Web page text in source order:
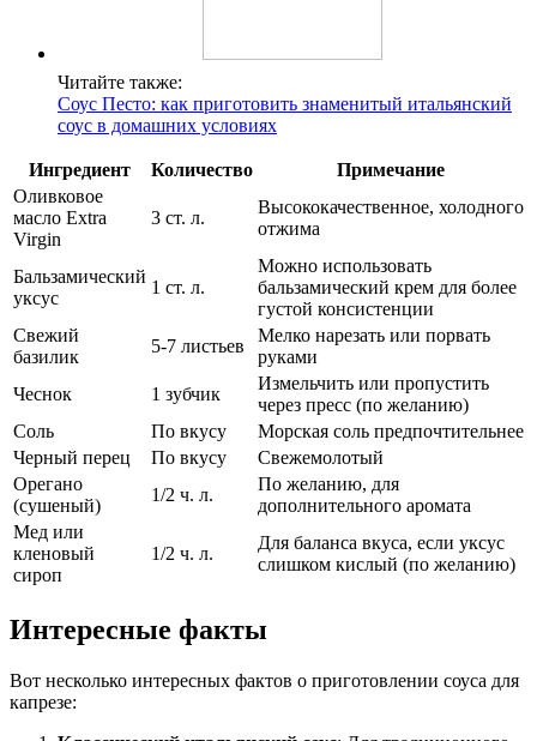
Читайте также:
Соус Песто: как приготовить знаменитый итальянский
соус в домашних условиях
Ингредиент Количество
Примечание
Оливковое
масло Extra
Virgin
3 ст. л.
Высококачественное, холодного
отжима
Бальзамический
уксус
1 ст. л.
Можно использовать
бальзамический крем для более
густой консистенции
Свежий
базилик
5-7 листьев
Мелко нарезать или порвать
руками
Чеснок
1 зубчик
Измельчить или пропустить
через пресс (по желанию)
Соль
По вкусу
Морская соль предпочтительнее
Черный перец
По вкусу
Свежемолотый
Орегано
(сушеный)
1/2 ч. л.
По желанию, для
дополнительного аромата
Мед или
кленовый
сироп
1/2 ч. л.
Для баланса вкуса, если уксус
слишком кислый (по желанию)
Интересные факты
Вот несколько интересных фактов о приготовлении соуса для
капрезе: